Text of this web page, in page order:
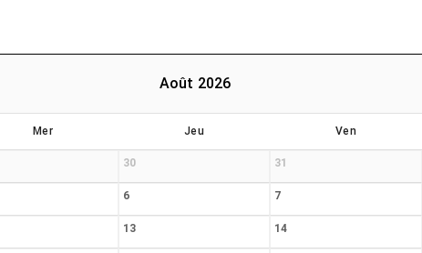
Août 2026
Mer Jeu Ven
30 31
6 7
13 14